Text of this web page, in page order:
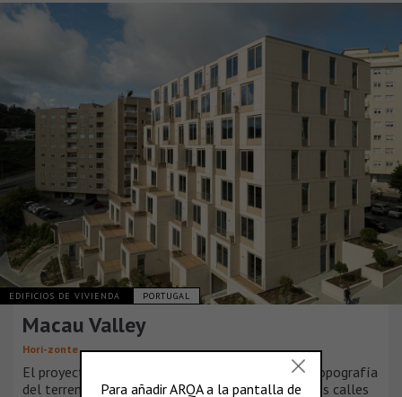
EDIFICIOS DE VIVIENDA PORTUGAL
Macau Valley
Hori-zonte
El proyecto surge de un análisis detallado de la topografía
del terreno y del tejido urbano circundante. Las dos calles